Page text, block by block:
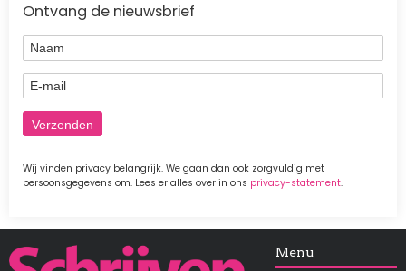
Ontvang de nieuwsbrief
Naam
E-mail
Wij vinden privacy belangrijk. We gaan dan ook zorgvuldig met
persoonsgegevens om. Lees er alles over in ons privacy-statement.
Afbeelding Menu